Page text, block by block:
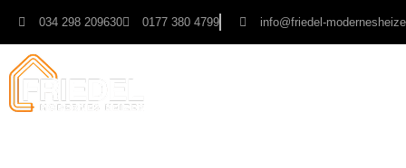
034 298 209630 0177 380 4799 info@friedel-